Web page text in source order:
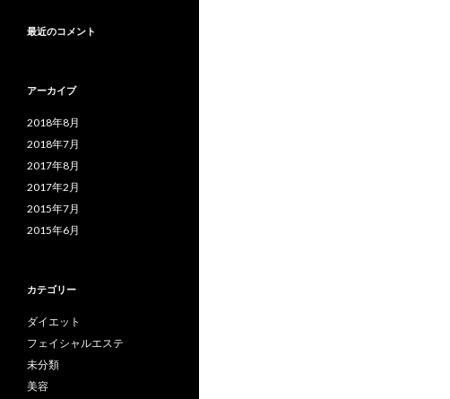
最近のコメント
アーカイブ
2018年8月
2018年7月
2017年8月
2017年2月
2015年7月
2015年6月
カテゴリー
ダイエット
フェイシャルエステ
未分類
美容